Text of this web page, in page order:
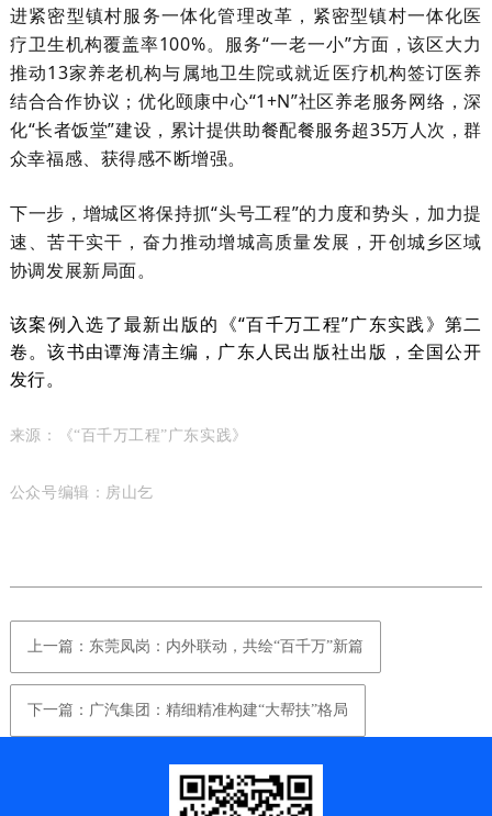
进紧密型镇村服务一体化管理改革，紧密型镇村一体化医
疗卫生机构覆盖率100%。服务“一老一小”方面，该区大力
推动13家养老机构与属地卫生院或就近医疗机构签订医养
结合合作协议；优化颐康中心“1+N”社区养老服务网络，深
化“长者饭堂”建设，累计提供助餐配餐服务超35万人次，群
众幸福感、获得感不断增强。
下一步，增城区将保持抓“头号工程”的力度和势头，加力提
速、苦干实干，奋力推动增城高质量发展，开创城乡区域
协调发展新局面。
该案例入选了最新出版的《“百千万工程”广东实践》第二
卷。该书由谭海清主编，广东人民出版社出版，全国公开
发行。
来源：《“百千万工程”广东实践》
公众号编辑：房山乞
上一篇：东莞凤岗：内外联动，共绘“百千万”新篇
下一篇：广汽集团：精细精准构建“大帮扶”格局